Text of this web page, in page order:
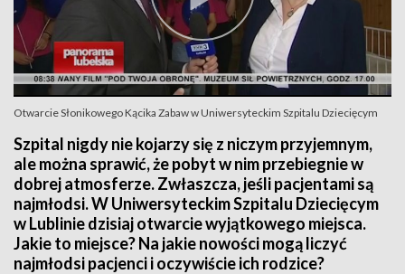
Otwarcie Słonikowego Kącika Zabaw w Uniwersyteckim Szpitalu Dziecięcym
Szpital nigdy nie kojarzy się z niczym przyjemnym,
ale można sprawić, że pobyt w nim przebiegnie w
dobrej atmosferze. Zwłaszcza, jeśli pacjentami są
najmłodsi. W Uniwersyteckim Szpitalu Dziecięcym
w Lublinie dzisiaj otwarcie wyjątkowego miejsca.
Jakie to miejsce? Na jakie nowości mogą liczyć
najmłodsi pacjenci i oczywiście ich rodzice?